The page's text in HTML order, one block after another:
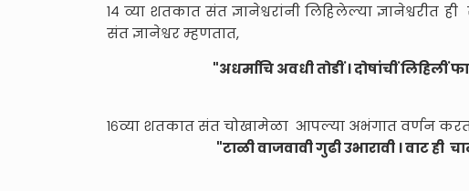
१४ व्या शतकात संत ज्ञानेश्वरांनी लिहिलेल्या
संत ज्ञानेश्वर म्हणतात,
"अधर्माचि अवधी तोडीं । दोषांचीं लिहिलीं
१६व्या शतकात संत चोखामेळा आपल्या अभंगात वर्णन
"टाळी वाजवावी गुढी उभारावी । वाट ही